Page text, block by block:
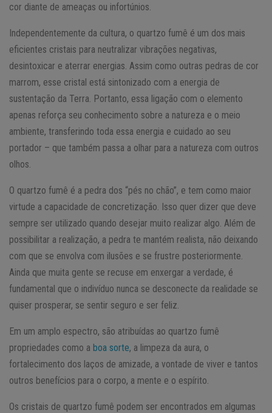
cor diante de ameaças ou infortúnios.
Independentemente da cultura, o quartzo fumê é um dos mais
eficientes cristais para neutralizar vibrações negativas,
desintoxicar e aterrar energias. Assim como outras pedras de cor
marrom, esse cristal está sintonizado com a energia de
sustentação da Terra. Portanto, essa ligação com o elemento
apenas reforça seu conhecimento sobre a natureza e o meio
ambiente, transferindo toda essa energia e cuidado ao seu
portador – que também passa a olhar para a natureza com outros
olhos.
O quartzo fumê é a pedra dos “pés no chão”, e tem como maior
virtude a capacidade de concretização. Isso quer dizer que deve
sempre ser utilizado quando desejar muito realizar algo. Além de
possibilitar a realização, a pedra te mantém realista, não deixando
com que se envolva com ilusões e se frustre posteriormente.
Ainda que muita gente se recuse em enxergar a verdade, é
fundamental que o indivíduo nunca se desconecte da realidade se
quiser prosperar, se sentir seguro e ser feliz.
Em um amplo espectro, são atribuídas ao quartzo fumê
propriedades como a boa sorte, a limpeza da aura, o
fortalecimento dos laços de amizade, a vontade de viver e tantos
outros benefícios para o corpo, a mente e o espírito.
Os cristais de quartzo fumê podem ser encontrados em algumas